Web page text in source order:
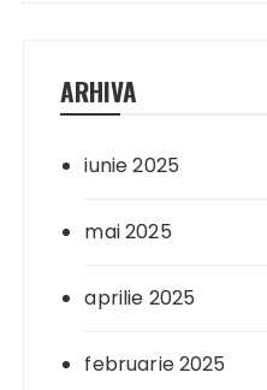
ARHIVA
iunie 2025
mai 2025
aprilie 2025
februarie 2025